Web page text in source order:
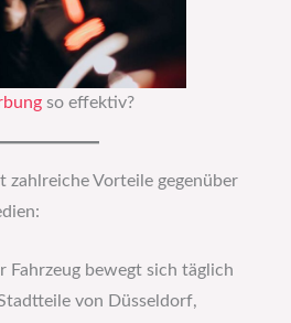
so effektiv?
zahlreiche Vorteile gegenüber
Fahrzeug bewegt sich täglich
von Düsseldorf,